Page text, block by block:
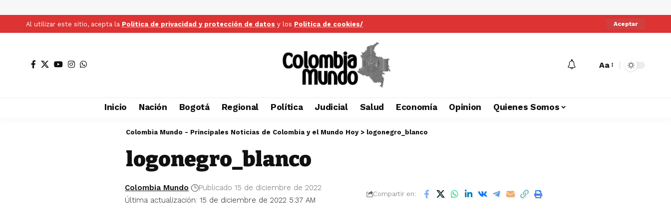
Al utilizar este sitio, acepta la Politica de privacidad y protección de datos y los Politica de cookies/ Aceptar
Aa
Inicio Nación Bogotá Regional Política Judicial Salud Economía Opinion Quienes Somos
Colombia Mundo - Principales Noticias de Colombia y el Mundo Hoy> logonegro_blanco
logonegro_blanco
Última actualización: 15 de diciembre de 2022 5:37 AM
Colombia Mundo Publicado 15 de diciembre de 2022
Compartir en: